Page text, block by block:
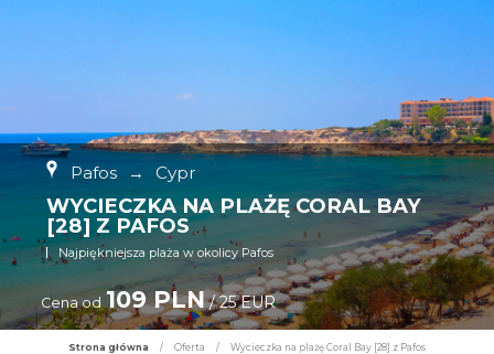
Pafos → Cypr
WYCIECZKA NA PLAŻĘ CORAL BAY
[28] Z PAFOS
Najpiękniejsza plaża w okolicy Pafos
Cena od 109 PLN/ 25 EUR
Strona główna / Oferta / Wycieczka na plażę Coral Bay [28] z Pafos